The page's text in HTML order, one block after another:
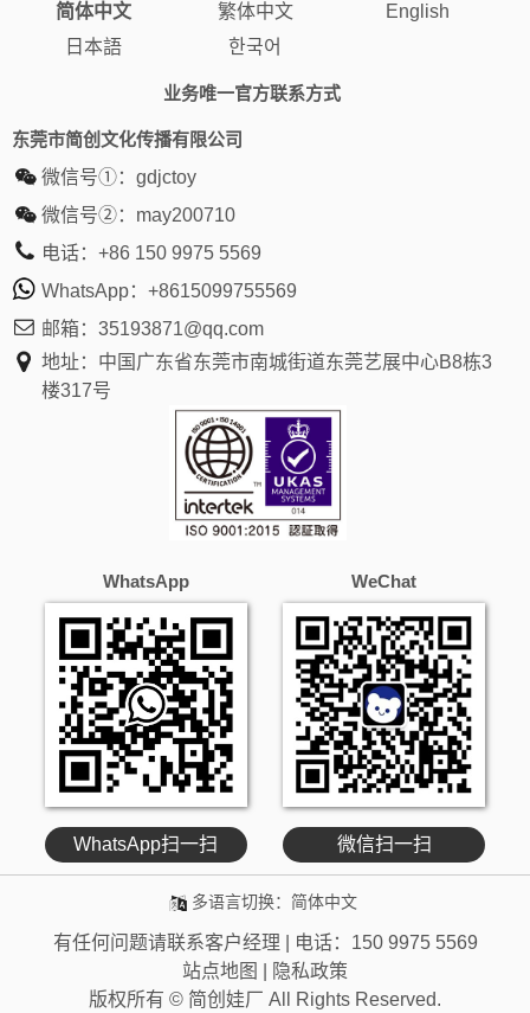
简体中文 繁体中文
English
日本語
한국어
业务唯一官方联系方式
东莞市简创文化传播有限公司
微信号①： gdjctoy
微信号②： may200710
电话： +86 150 9975 5569
WhatsApp： +8615099755569
邮箱： 35193871@qq.com
地址：中国广东省东莞市南城街道东莞艺展中心B8栋3
楼317号
WhatsApp
WhatsApp扫一扫
WeChat
微信扫一扫
多语言切换： 简体中文
有任何问题请联系客户经理 | 电话： 150 9975 5569
站点地图
隐私政策
版权所有 © 简创娃厂 All Rights Reserved.